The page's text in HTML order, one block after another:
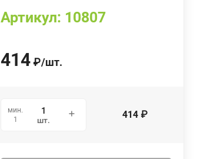
Артикул: 10807
414 ₽/шт.
мин.
1
шт. 414 ₽